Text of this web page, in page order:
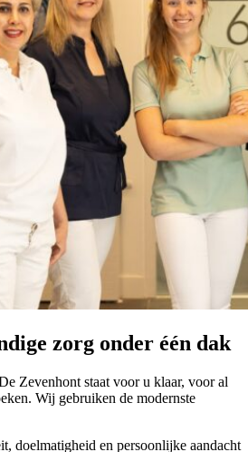
zorg onder één dak
Zevenhont staat voor u klaar, voor al
Wij gebruiken de modernste
doelmatigheid en persoonlijke aandacht